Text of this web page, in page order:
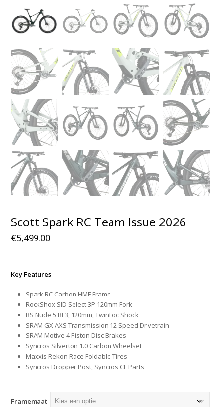
Scott Spark RC Team Issue 2026
€5,499.00
Key Features
Spark RC Carbon HMF Frame
RockShox SID Select 3P 120mm Fork
RS Nude 5 RL3, 120mm, TwinLoc Shock
SRAM GX AXS Transmission 12 Speed Drivetrain
SRAM Motive 4 Piston Disc Brakes
Syncros Silverton 1.0 Carbon Wheelset
Maxxis Rekon Race Foldable Tires
Syncros Dropper Post, Syncros CF Parts
Framemaat